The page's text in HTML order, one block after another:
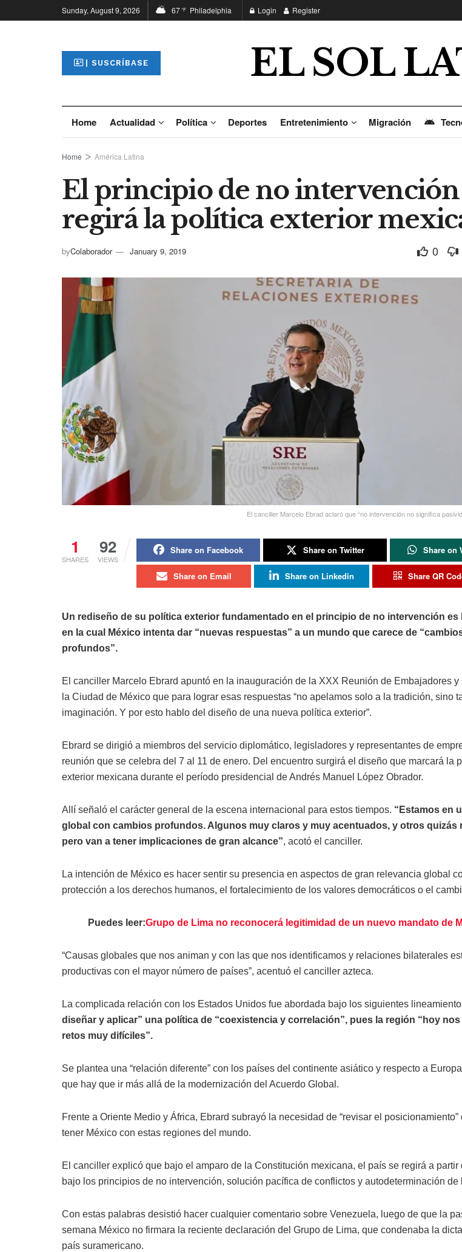
Sunday, August 9, 2026 67°F Philadelphia Login Register
| SUSCRÍBASE EL SOL
Home Actualidad Política Deportes Entretenimiento Migración
Home América Latina
El principio de no intervención
regirá la política exterior
byColaborador January 9, 2019 0
El canciller Marcelo Ebrad aclaró que “no intervención no significa
1
SHARES
92
VIEWS
Share on Facebook Share on Twitter Share on
Share on Email Share on Linkedin Share QR
Un rediseño de su política exterior fundamentado en el principio de no intervención es
en la cual México intenta dar “nuevas respuestas” a un mundo que carece de
profundos”.
El canciller Marcelo Ebrard apuntó en la inauguración de la XXX Reunión de Embajadores y
la Ciudad de México que para lograr esas respuestas “no apelamos solo a la tradición, sino
imaginación. Y por esto hablo del diseño de una nueva política exterior”.
Ebrard se dirigió a miembros del servicio diplomático, legisladores y representantes de
reunión que se celebra del 7 al 11 de enero. Del encuentro surgirá el diseño que marcará la
exterior mexicana durante el período presidencial de Andrés Manuel López Obrador.
Allí señaló el carácter general de la escena internacional para estos tiempos. “Estamos en
global con cambios profundos. Algunos muy claros y muy acentuados, y otros quizás
pero van a tener implicaciones de gran alcance”, acotó el canciller.
La intención de México es hacer sentir su presencia en aspectos de gran relevancia global
protección a los derechos humanos, el fortalecimiento de los valores democráticos o el
Puedes leer:Grupo de Lima no reconocerá legitimidad de un nuevo mandato de
“Causas globales que nos animan y con las que nos identificamos y relaciones bilaterales
productivas con el mayor número de países”, acentuó el canciller azteca.
La complicada relación con los Estados Unidos fue abordada bajo los siguientes
diseñar y aplicar” una política de “coexistencia y correlación”, pues la región “hoy
retos muy difíciles”.
Se plantea una “relación diferente” con los países del continente asiático y respecto a
que hay que ir más allá de la modernización del Acuerdo Global.
Frente a Oriente Medio y África, Ebrard subrayó la necesidad de “revisar el posicionamiento”
tener México con estas regiones del mundo.
El canciller explicó que bajo el amparo de la Constitución mexicana, el país se regirá a partir
bajo los principios de no intervención, solución pacífica de conflictos y autodeterminación de
Con estas palabras desistió hacer cualquier comentario sobre Venezuela, luego de que la
semana México no firmara la reciente declaración del Grupo de Lima, que condenaba la
país suramericano.